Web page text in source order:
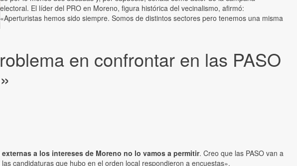
en confrontar en las PASO
electoral. El líder del PRO en Moreno, figura histórica del vecinalismo, afirmó:
«Aperturistas hemos sido siempre. Somos de distintos sectores pero tenemos una misma
a los intereses de Moreno no lo vamos a permitir. Creo que las PASO van a
candidaturas que hubo en el orden local respondieron a encuestas».